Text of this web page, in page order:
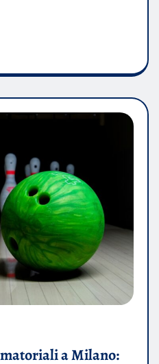
a Milano: